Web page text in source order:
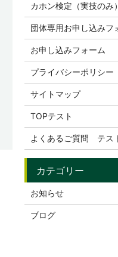
カホン検定（実技のみ）
団体専用お申し込みフ
お申し込みフォーム
プライバシーポリシー
サイトマップ
TOPテスト
よくあるご質問 テス
お知らせ
ブログ